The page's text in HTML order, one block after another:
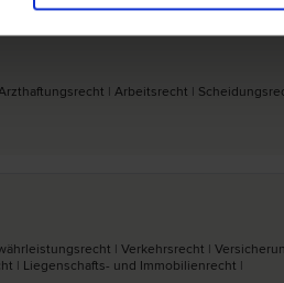
| Arbeits­recht |
| Verkehrs­recht |
| Liegenschafts- und Immobilien­recht |